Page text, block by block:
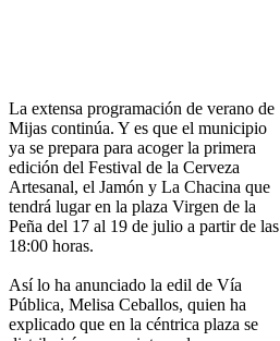
La extensa programación de verano de
Mijas continúa. Y es que el municipio
ya se prepara para acoger la primera
edición del Festival de la Cerveza
Artesanal, el Jamón y La Chacina que
tendrá lugar en la plaza Virgen de la
Peña del 17 al 19 de julio a partir de las
18:00 horas.
Así lo ha anunciado la edil de Vía
Pública, Melisa Ceballos, quien ha
explicado que en la céntrica plaza se